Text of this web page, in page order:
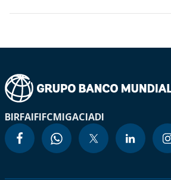
BIRFAIFIFCMIGACIADI